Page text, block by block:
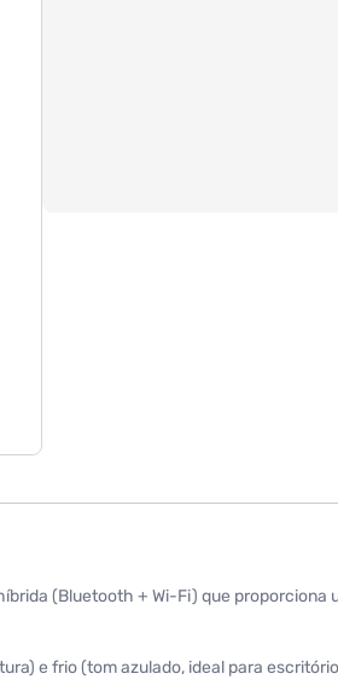
(Bluetooth + Wi-Fi) que
e frio (tom azulado, ideal para